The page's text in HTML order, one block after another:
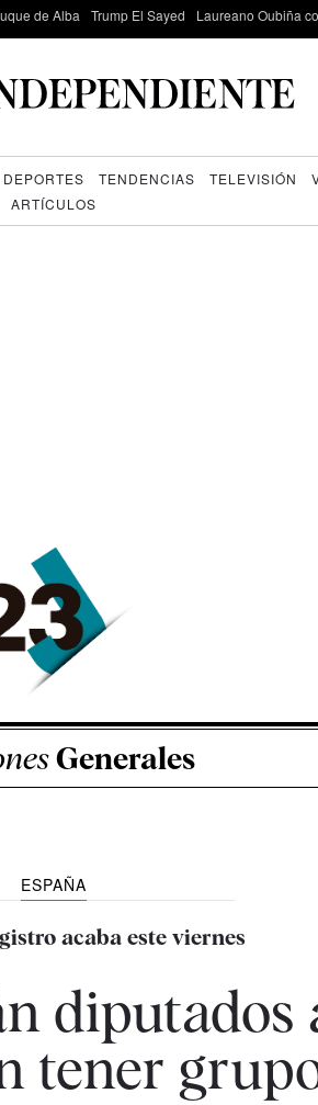
de Alba Trump El Sayed Laureano Oubiña
DEPORTES TENDENCIAS TELEVISIÓN
ARTÍCULOS
Generales
ESPAÑA
acaba este viernes
diputados
tener